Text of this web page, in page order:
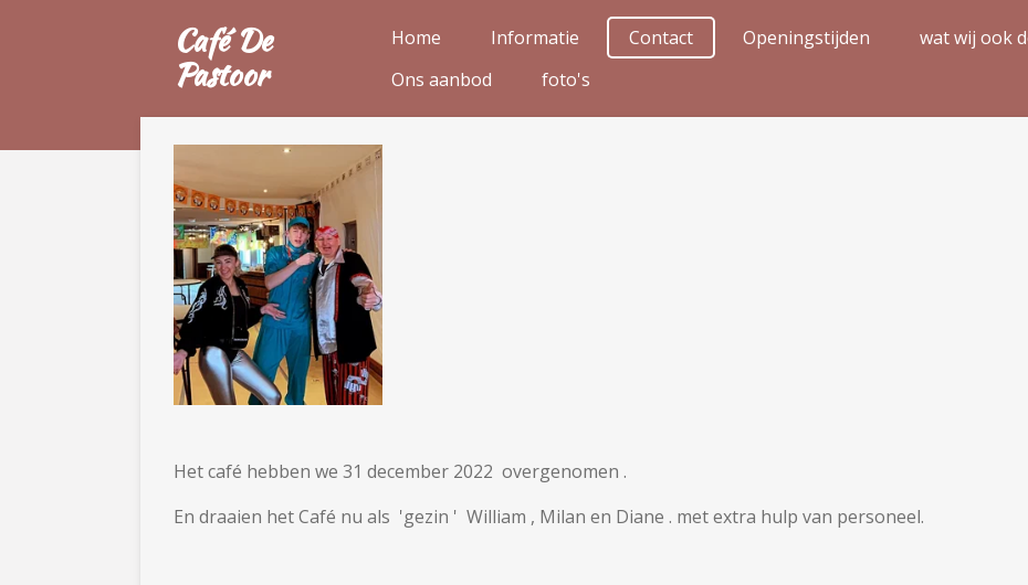
Café De
Pastoor
Home Informatie Contact Openingstijden wat wij ook
Ons aanbod
foto's
Het café hebben we 31 december 2022 overgenomen .
En draaien het Café nu als 'gezin ' William , Milan en Diane . met extra hulp van personeel.